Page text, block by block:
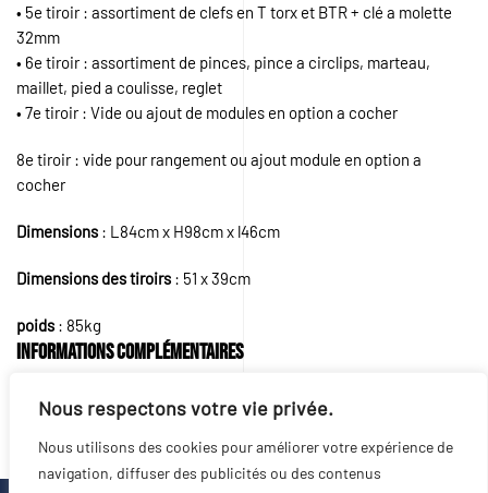
Nous respectons votre vie privée.
Nous utilisons des cookies pour améliorer votre expérience de
navigation, diffuser des publicités ou des contenus
• 5e tiroir : assortiment de clefs en T torx et BTR + clé a molette
32mm
• 6e tiroir : assortiment de pinces, pince a circlips, marteau,
maillet, pied a coulisse, reglet
• 7e tiroir : Vide ou ajout de modules en option a cocher
8e tiroir : vide pour rangement ou ajout module en option a
cocher
Dimensions : L84cm x H98cm x l46cm
Dimensions des tiroirs : 51 x 39cm
poids : 85kg
Informations complémentaires
Poids 80 kg